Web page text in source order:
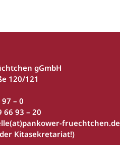
gGmbH
120/121
– 0
66 93 – 20
fruechtchen.de
Kitasekretariat!)